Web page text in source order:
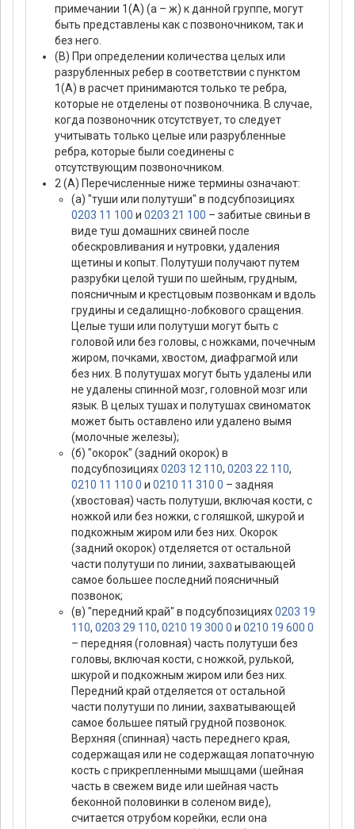
примечании 1(А) (а – ж) к данной группе, могут
быть представлены как с позвоночником, так и
без него.
(В) При определении количества целых или
разрубленных ребер в соответствии с пунктом
1(А) в расчет принимаются только те ребра,
которые не отделены от позвоночника. В случае,
когда позвоночник отсутствует, то следует
учитывать только целые или разрубленные
ребра, которые были соединены с
отсутствующим позвоночником.
2 (А) Перечисленные ниже термины означают:
(а) "туши или полутуши" в подсубпозициях
0203 11 100 и 0203 21 100 – забитые свиньи в
виде туш домашних свиней после
обескровливания и нутровки, удаления
щетины и копыт. Полутуши получают путем
разрубки целой туши по шейным, грудным,
поясничным и крестцовым позвонкам и вдоль
грудины и седалищно-лобкового сращения.
Целые туши или полутуши могут быть с
головой или без головы, с ножками, почечным
жиром, почками, хвостом, диафрагмой или
без них. В полутушах могут быть удалены или
не удалены спинной мозг, головной мозг или
язык. В целых тушах и полутушах свиноматок
может быть оставлено или удалено вымя
(молочные железы);
(б) "окорок" (задний окорок) в
подсубпозициях0203 12 110, 0203 22 110,
0210 11 110 0 и 0210 11 310 0 – задняя
(хвостовая) часть полутуши, включая кости, с
ножкой или без ножки, с голяшкой, шкурой и
подкожным жиром или без них. Окорок
(задний окорок) отделяется от остальной
части полутуши по линии, захватывающей
самое большее последний поясничный
позвонок;
(в) "передний край" в подсубпозициях0203 19
110, 0203 29 110, 0210 19 300 0 и 0210 19 600 0
– передняя (головная) часть полутуши без
головы, включая кости, с ножкой, рулькой,
шкурой и подкожным жиром или без них.
Передний край отделяется от остальной
части полутуши по линии, захватывающей
самое большее пятый грудной позвонок.
Верхняя (спинная) часть переднего края,
содержащая или не содержащая лопаточную
кость с прикрепленными мышцами (шейная
часть в свежем виде или шейная часть
беконной половинки в соленом виде),
считается отрубом корейки, если она